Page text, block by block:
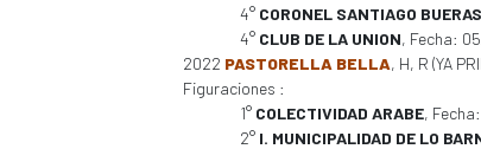
4° CORONEL SANTIAGO BUERAS
4° CLUB DE LA UNION, Fecha:
2022 PASTORELLA BELLA, H, R (YA
Figuraciones :
1° COLECTIVIDAD ARABE,
2° I. MUNICIPALIDAD DE LO